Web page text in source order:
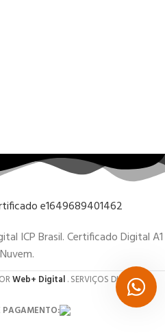
ICP Brasil. Certificado Digital A1
Web+ Digital. SERVIÇOS DIGITAIS.
PAGAMENTO: